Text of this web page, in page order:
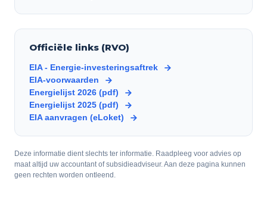
Officiële links (RVO)
EIA - Energie-investeringsaftrek
EIA-voorwaarden
Energielijst 2026 (pdf)
Energielijst 2025 (pdf)
EIA aanvragen (eLoket)
Deze informatie dient slechts ter informatie. Raadpleeg voor advies op
maat altijd uw accountant of subsidieadviseur. Aan deze pagina kunnen
geen rechten worden ontleend.